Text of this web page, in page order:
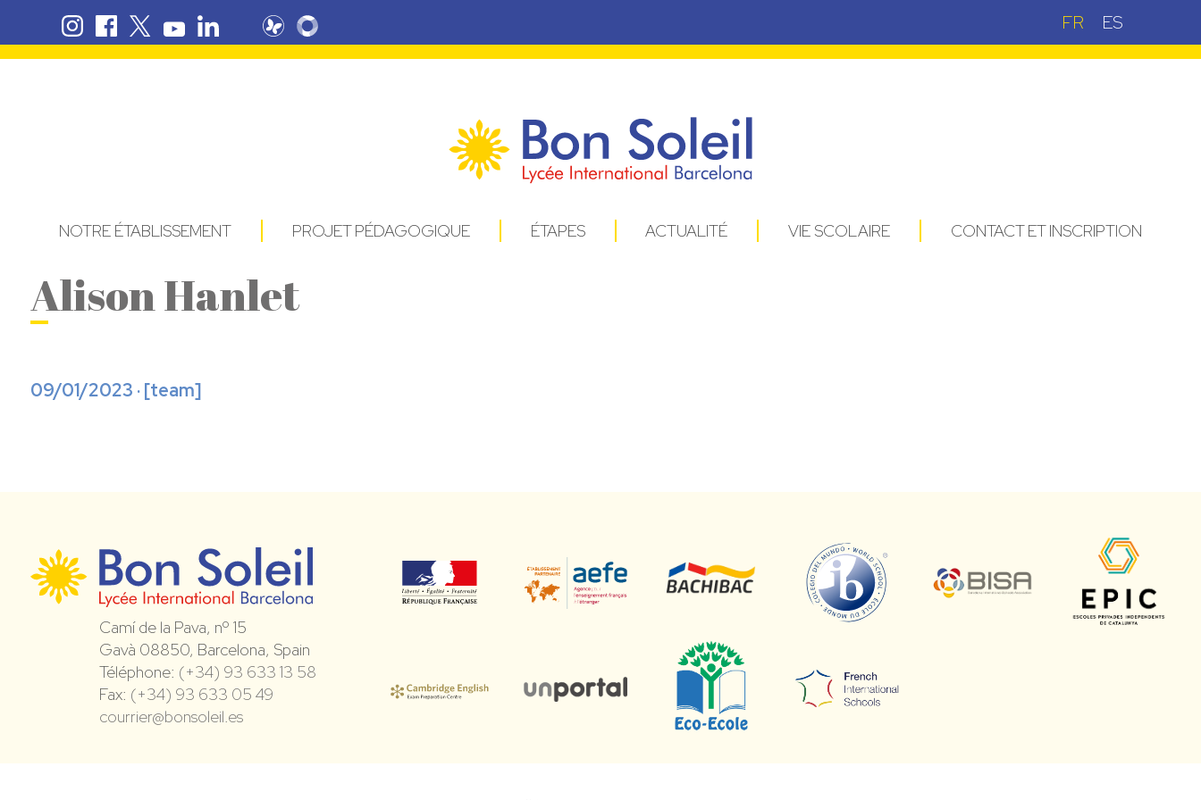
FR ES
NOTRE ÉTABLISSEMENT PROJET PÉDAGOGIQUE ÉTAPES ACTUALITÉ VIE SCOLAIRE CONTACT ET INSCRIPTION
Alison Hanlet
09/01/2023 · [team]
Camí de la Pava, nº 15
Gavà 08850, Barcelona, Spain
Téléphone: (+34) 93 633 13 58
Fax: (+34) 93 633 05 49
courrier@bonsoleil.es